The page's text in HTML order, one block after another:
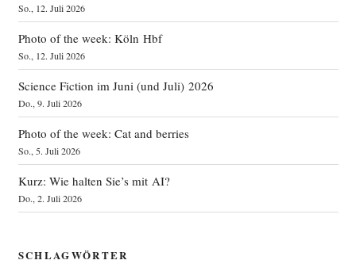
So., 12. Juli 2026
Photo of the week: Köln Hbf
So., 12. Juli 2026
Science Fiction im Juni (und Juli) 2026
Do., 9. Juli 2026
Photo of the week: Cat and berries
So., 5. Juli 2026
Kurz: Wie halten Sie’s mit AI?
Do., 2. Juli 2026
SCHLAGWÖRTER